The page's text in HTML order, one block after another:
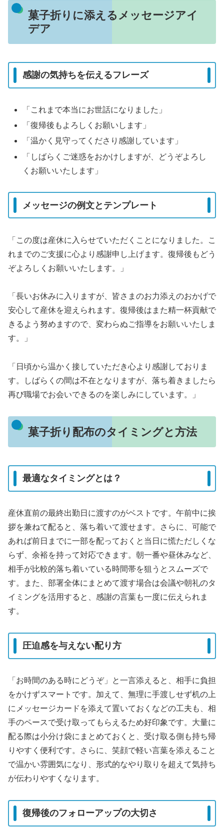
菓子折りに添えるメッセージアイ
デア
感謝の気持ちを伝えるフレーズ
「これまで本当にお世話になりました」
「復帰後もよろしくお願いします」
「温かく見守ってくださり感謝しています」
「しばらくご迷惑をおかけしますが、どうぞよろし
くお願いいたします」
メッセージの例文とテンプレート
「この度は産休に入らせていただくことになりました。こ
れまでのご支援に心より感謝申し上げます。復帰後もどう
ぞよろしくお願いいたします。」
「長いお休みに入りますが、皆さまのお力添えのおかげで
安心して産休を迎えられます。復帰後はまた精一杯貢献で
きるよう努めますので、変わらぬご指導をお願いいたしま
す。」
「日頃から温かく接していただき心より感謝しておりま
す。しばらくの間は不在となりますが、落ち着きましたら
再び職場でお会いできるのを楽しみにしています。」
菓子折り配布のタイミングと方法
最適なタイミングとは？
産休直前の最終出勤日に渡すのがベストです。午前中に挨
拶を兼ねて配ると、落ち着いて渡せます。さらに、可能で
あれば前日までに一部を配っておくと当日に慌ただしくな
らず、余裕を持って対応できます。朝一番や昼休みなど、
相手が比較的落ち着いている時間帯を狙うとスムーズで
す。また、部署全体にまとめて渡す場合は会議や朝礼のタ
イミングを活用すると、感謝の言葉も一度に伝えられま
す。
圧迫感を与えない配り方
「お時間のある時にどうぞ」と一言添えると、相手に負担
をかけずスマートです。加えて、無理に手渡しせず机の上
にメッセージカードを添えて置いておくなどの工夫も、相
手のペースで受け取ってもらえるため好印象です。大量に
配る際は小分け袋にまとめておくと、受け取る側も持ち帰
りやすく便利です。さらに、笑顔で軽い言葉を添えること
で温かい雰囲気になり、形式的なやり取りを超えて気持ち
が伝わりやすくなります。
復帰後のフォローアップの大切さ